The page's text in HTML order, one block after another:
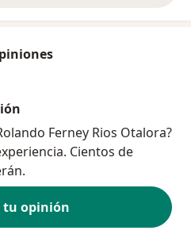
Ferney Rios Otalora?
Cientos de
tu opinión